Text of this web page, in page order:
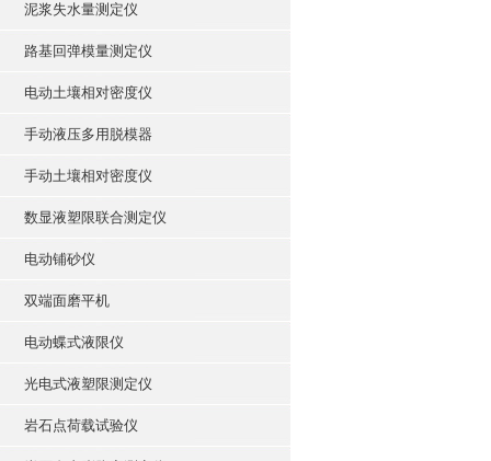
泥浆失水量测定仪
路基回弹模量测定仪
电动土壤相对密度仪
手动液压多用脱模器
手动土壤相对密度仪
数显液塑限联合测定仪
电动铺砂仪
双端面磨平机
电动蝶式液限仪
光电式液塑限测定仪
岩石点荷载试验仪